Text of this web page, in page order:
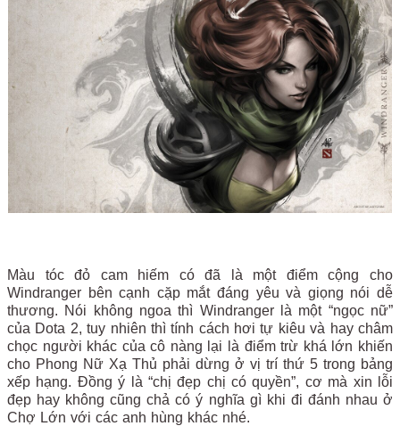
Màu tóc đỏ cam hiếm có đã là một điểm cộng cho
Windranger bên cạnh cặp mắt đáng yêu và giọng nói dễ
thương. Nói không ngoa thì Windranger là một “ngọc nữ”
của Dota 2, tuy nhiên thì tính cách hơi tự kiêu và hay châm
chọc người khác của cô nàng lại là điểm trừ khá lớn khiến
cho Phong Nữ Xạ Thủ phải dừng ở vị trí thứ 5 trong bảng
xếp hạng. Đồng ý là “chị đẹp chị có quyền”, cơ mà xin lỗi
đẹp hay không cũng chả có ý nghĩa gì khi đi đánh nhau ở
Chợ Lớn với các anh hùng khác nhé.